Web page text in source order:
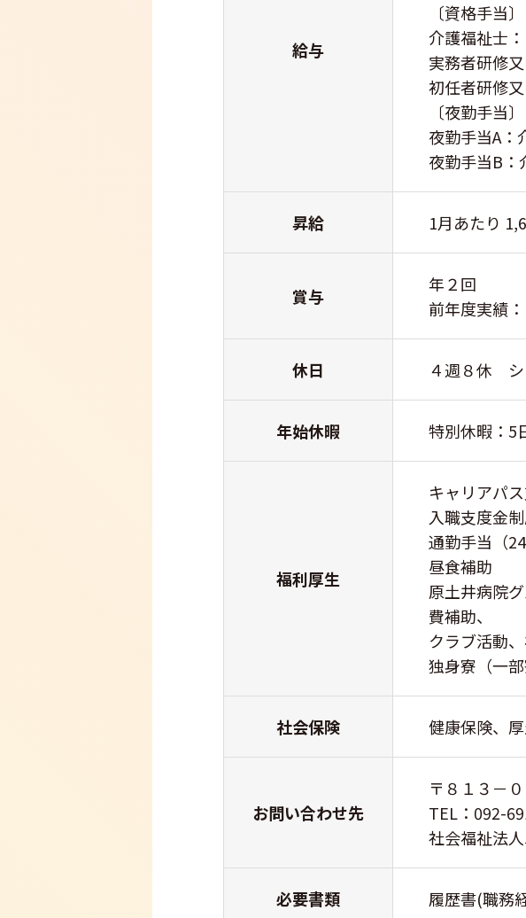
給与
〔資格手当〕
介護福祉士
実務者研修
初任者研修
〔夜勤手当〕
夜勤手当A
夜勤手当B：
昇給 1月あたり
賞与
年２回
前年度実績
休日 ４週８休
年始休暇 特別休暇：5
福利厚生
キャリアパ
入職支度金
通勤手当（
昼食補助
原土井病院
費補助、
クラブ活動
独身寮（一
社会保険 健康保険、
お問い合わせ先
〒８１３－
TEL：092-
社会福祉法
必要書類 履歴書(職務